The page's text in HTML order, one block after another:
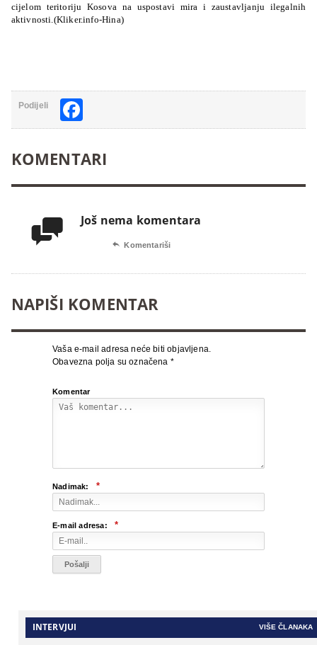
cijelom teritoriju Kosova na uspostavi mira i zaustavljanju ilegalnih
aktivnosti.(Kliker.info-Hina)
Podijeli
KOMENTARI
 Još nema komentara
 Komentariši
NAPIŠI KOMENTAR
Vaša e-mail adresa neće biti objavljena.
Obavezna polja su označena *
Komentar
Nadimak: *
E-mail adresa: *
INTERVJUI VIŠE ČLANAKA